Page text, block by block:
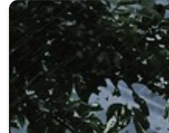
BROKERI
FINTECH
Artificial Intelligence
Digital Trends
Crypto
Digital payments
ESG